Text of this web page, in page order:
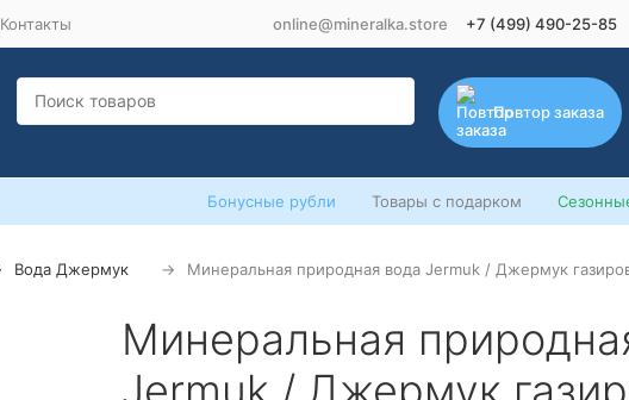
Контакты online@mineralka.store +7 (499) 490-25-85
Повтор заказа
Бонусные рубли Товары с подарком
Вода Джермук Минеральная природная вода Jermuk / Джермук
Минеральная